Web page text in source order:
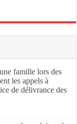
famille lors des
les appels à
de délivrance des